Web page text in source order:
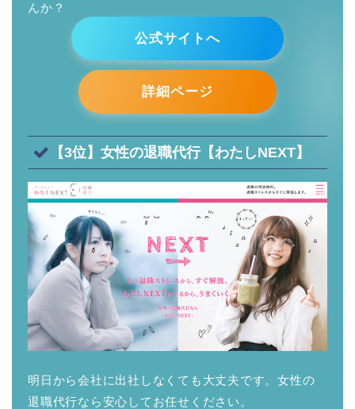
んか？
公式サイトへ
詳細ページ
【3位】女性の退職代行【わたしNEXT】
明日から会社に出社しなくても大丈夫です。女性の
退職代行なら安心してお任せください。